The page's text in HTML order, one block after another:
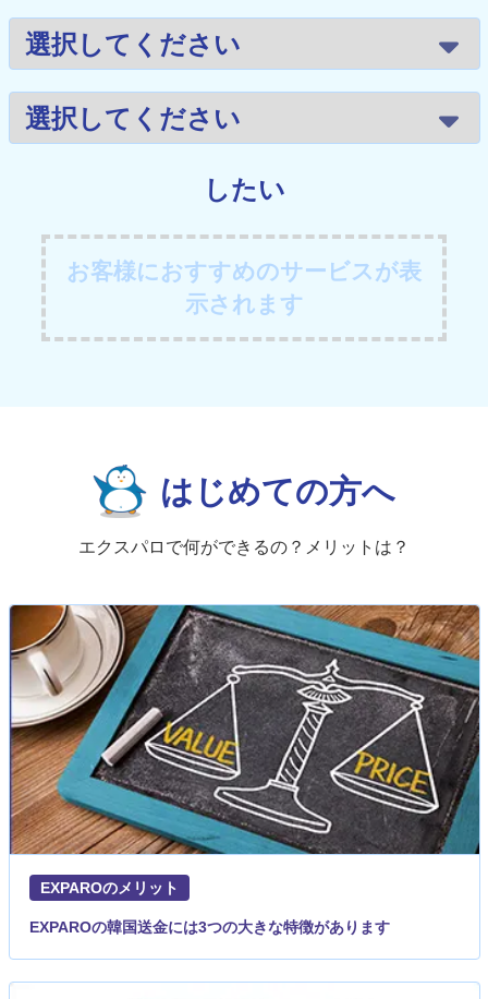
したい
お客様におすすめのサービスが表
示されます
はじめての方へ
エクスパロで何ができるの？メリットは？
EXPAROのメリット
EXPAROの韓国送金には3つの大きな特徴があります